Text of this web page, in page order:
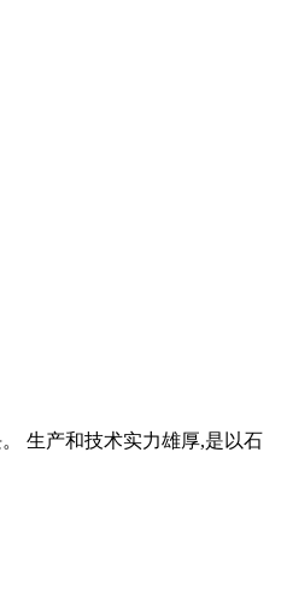
生产和技术实力雄厚,是以石